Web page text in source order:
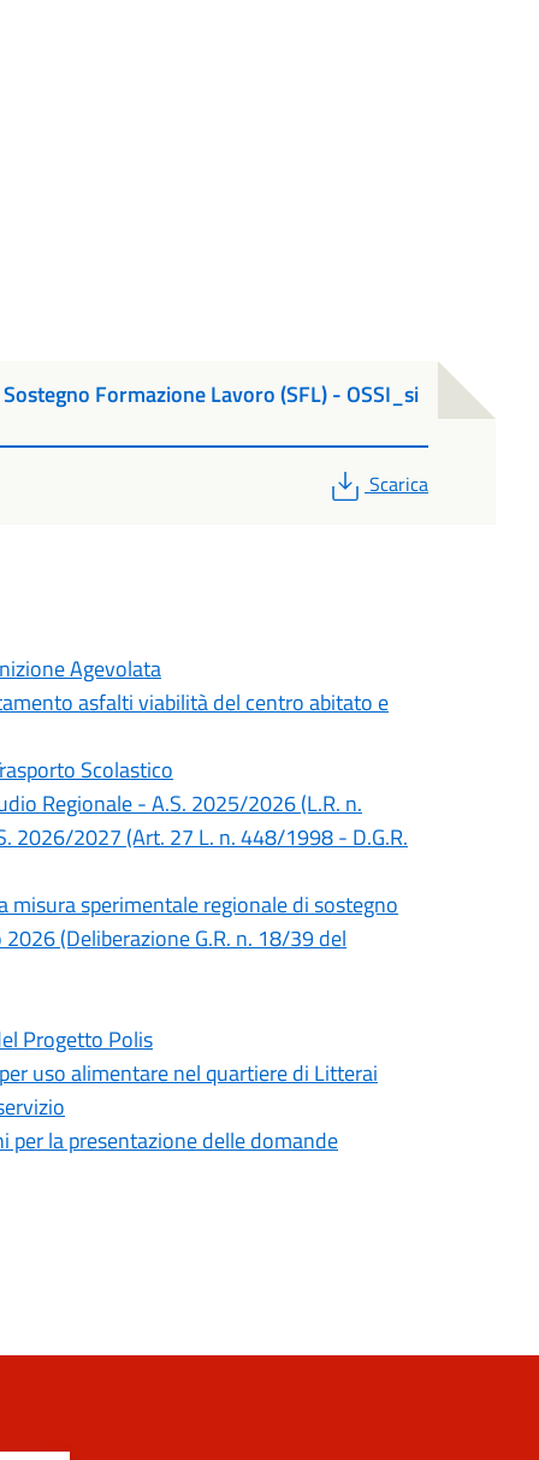
Formazione Lavoro (SFL) - OSSI_si
PDF
Scarica
Agevolata
asfalti viabilità del centro abitato e
Scolastico
Regionale - A.S. 2025/2026 (L.R. n.
2026/2027 (Art. 27 L. n. 448/1998 - D.G.R.
misura sperimentale regionale di sostegno
(Deliberazione G.R. n. 18/39 del
Progetto Polis
uso alimentare nel quartiere di Litterai
la presentazione delle domande